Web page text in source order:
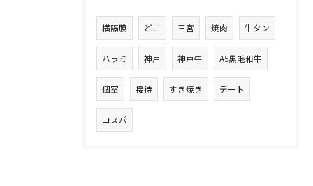
横隔膜 どこ 三宮 焼肉 牛タン
ハラミ 神戸 神戸牛 A5黒毛和牛
個室 接待 すき焼き デート
コスパ